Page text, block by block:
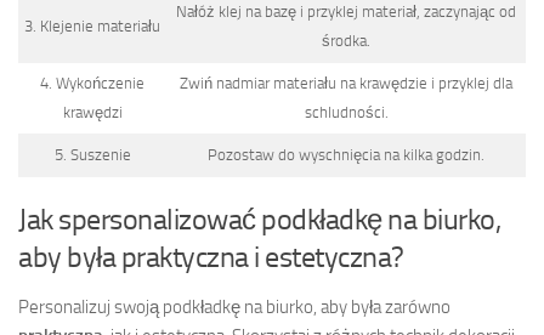
3. Klejenie materiału
Nałóż klej na bazę i przyklej materiał, zaczynając od
środka.
4. Wykończenie
krawędzi
Zwiń nadmiar materiału na krawędzie i przyklej dla
schludności.
5. Suszenie Pozostaw do wyschnięcia na kilka godzin.
Jak spersonalizować podkładkę na biurko,
aby była praktyczna i estetyczna?
Personalizuj swoją podkładkę na biurko, aby była zarówno